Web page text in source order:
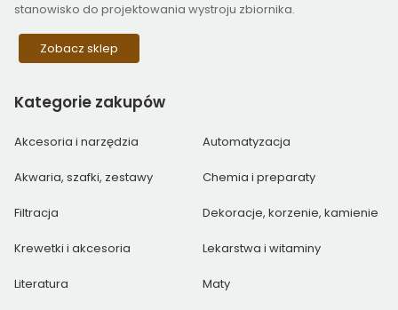
stanowisko do projektowania wystroju zbiornika.
Zobacz sklep
Kategorie zakupów
Akcesoria i narzędzia Automatyzacja
Akwaria, szafki, zestawy Chemia i preparaty
Filtracja Dekoracje, korzenie, kamienie
Krewetki i akcesoria Lekarstwa i witaminy
Literatura Maty